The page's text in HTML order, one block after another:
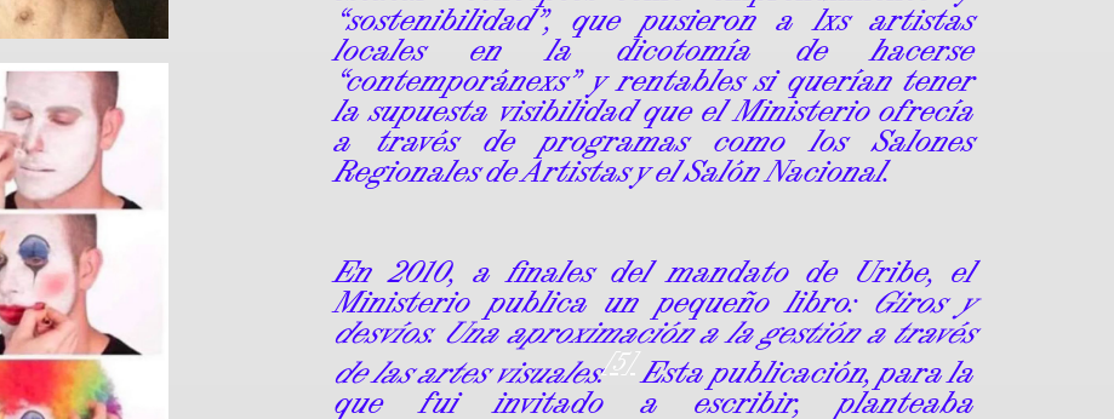
“sostenibilidad”, que pusieron a lxs artistas
locales en la dicotomía de hacerse
“contemporánexs” y rentables si querían tener
la supuesta visibilidad que el Ministerio ofrecía
a través de programas como los Salones
Regionales de Artistas y el Salón Nacional.
En 2010, a finales del mandato de Uribe, el
Ministerio publica un pequeño libro: Giros y
desvíos. Una aproximación a la gestión a través
de las artes visuales.[5]Esta publicación, para la
que fui invitado a escribir, planteaba